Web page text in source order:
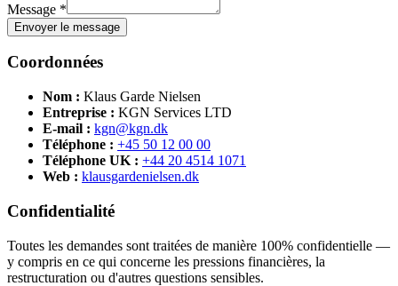
Message *
Envoyer le message
Coordonnées
Nom : Klaus Garde Nielsen
Entreprise : KGN Services LTD
E-mail : kgn@kgn.dk
Téléphone : +45 50 12 00 00
Téléphone UK : +44 20 4514 1071
Web : klausgardenielsen.dk
Confidentialité
Toutes les demandes sont traitées de manière 100% confidentielle —
y compris en ce qui concerne les pressions financières, la
restructuration ou d'autres questions sensibles.